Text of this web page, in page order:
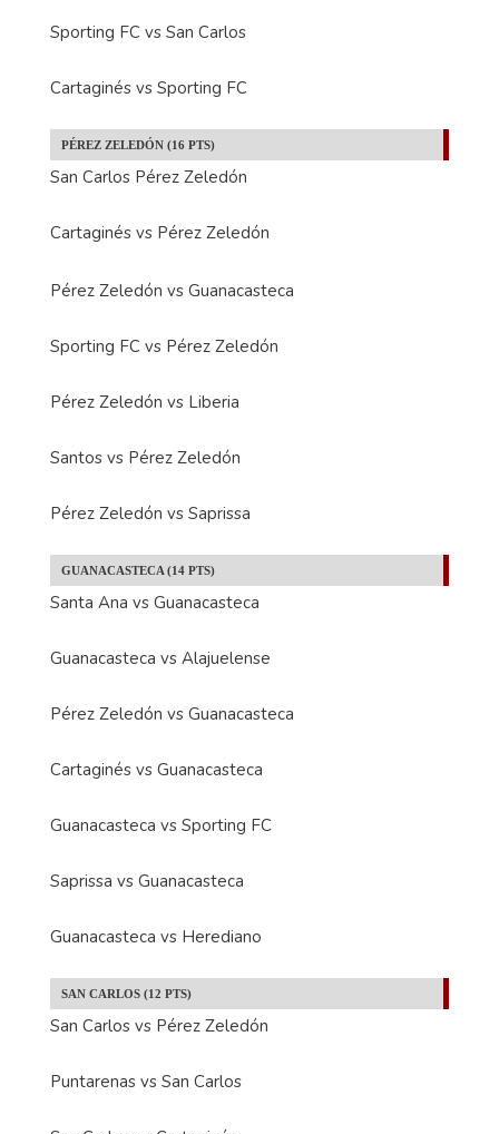
Sporting FC vs San Carlos
Cartaginés vs Sporting FC
PÉREZ ZELEDÓN (16 PTS)
San Carlos Pérez Zeledón
Cartaginés vs Pérez Zeledón
Pérez Zeledón vs Guanacasteca
Sporting FC vs Pérez Zeledón
Pérez Zeledón vs Liberia
Santos vs Pérez Zeledón
Pérez Zeledón vs Saprissa
GUANACASTECA (14 PTS)
Santa Ana vs Guanacasteca
Guanacasteca vs Alajuelense
Pérez Zeledón vs Guanacasteca
Cartaginés vs Guanacasteca
Guanacasteca vs Sporting FC
Saprissa vs Guanacasteca
Guanacasteca vs Herediano
SAN CARLOS (12 PTS)
San Carlos vs Pérez Zeledón
Puntarenas vs San Carlos